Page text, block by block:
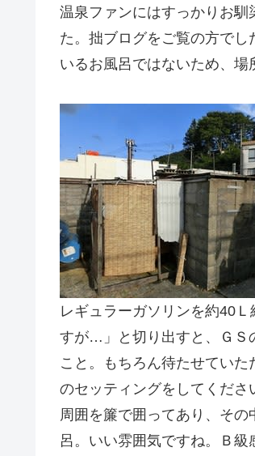
温泉ファンにはすっかりお馴
た。拙ブログをご覧の方で
いるお風呂ではないため、場
レギュラーガソリンを約40
すが…」と切り出すと、ＧＳ
こと。もちろん待たせてい
のセッティングをしてくださ
周囲を簾で囲ってあり、そ
呂。いい雰囲気ですね。Ｂ